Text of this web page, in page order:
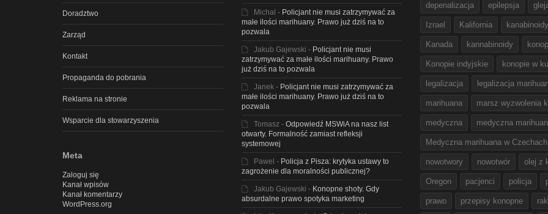
Doradztwo
Zarząd
Kontakt
Propaganda do pobrania
Reklama na stronie
Wsparcie dla stowarzyszenia
Meta
Zaloguj się
Kanał wpisów
Kanał komentarzy
WordPress.org
Michal - Policjant nie musi zatrzymywać za
małe ilości marihuany. Prawo już dziś na to
pozwala
Jakub Gajewski - Policjant nie musi
zatrzymywać za małe ilości marihuany. Prawo
już dziś na to pozwala
Janek- Policjant nie musi zatrzymywać za
małe ilości marihuany. Prawo już dziś na to
pozwala
Tomasz- Odpowiedź MSWiA na nasz list
otwarty. Formalność zamiast refleksji
systemowej
Pawel - Policja z Pisza: krytyka ustawy to
zagrożenie dla moralności publicznej?
Jakub Gajewski - Konopne shoty. Gdy
absurdalne prawo spotyka marketing
depenalizacja epilepsja
Izrael Kalifornia kanabinoidy
Kanada kannabinoidy
Konopie indyjskie konopie w
legalizacja legalizacja
marihuana marsz wyzwolenia
medyczna medyczna
Medyczna marihuana w Czechach
nowotwory nowotwór olej z
Oregon pacjenci policja
prawo przepisy konopne rak